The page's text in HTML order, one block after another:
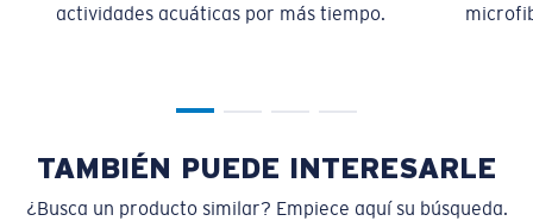
actividades acuáticas por más tiempo.
TAMBIÉN PUEDE INTERESARLE
¿Busca un producto similar? Empiece aquí su búsqueda.